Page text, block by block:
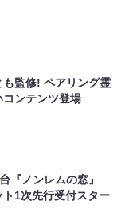
監修! ペアリング霊
ンテンツ登場
『ノンレムの窓』
1次先行受付スター